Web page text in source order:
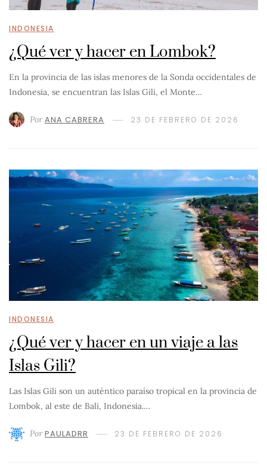
INDONESIA
¿Qué ver y hacer en Lombok?
En la provincia de las islas menores de la Sonda occidentales de
Indonesia, se encuentran las Islas Gili, el Monte…
Por ANA CABRERA 23 DE FEBRERO DE 2026
INDONESIA
¿Qué ver y hacer en un viaje a las
Islas Gili?
Las Islas Gili son un auténtico paraíso tropical en la provincia de
Lombok, al este de Bali, Indonesia.…
Por PAULADRR 23 DE FEBRERO DE 2026